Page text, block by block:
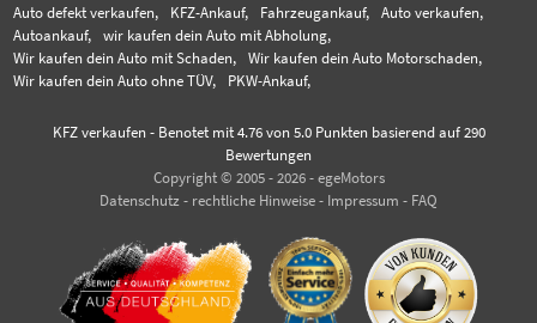
Auto defekt verkaufen,
KFZ-Ankauf, Fahrzeugankauf,
Auto verkaufen,
Autoankauf,
wir kaufen dein Auto mit Abholung,
Wir kaufen dein Auto mit Schaden,
Wir kaufen dein Auto Motorschaden,
Wir kaufen dein Auto ohne TÜV,
PKW-Ankauf,
KFZ verkaufen- Benotet mit 4.76von 5.0 Punkten basierend auf 290
Bewertungen
Copyright © 2005 - 2026 - egeMotors
Datenschutz - rechtliche Hinweise - Impressum - FAQ